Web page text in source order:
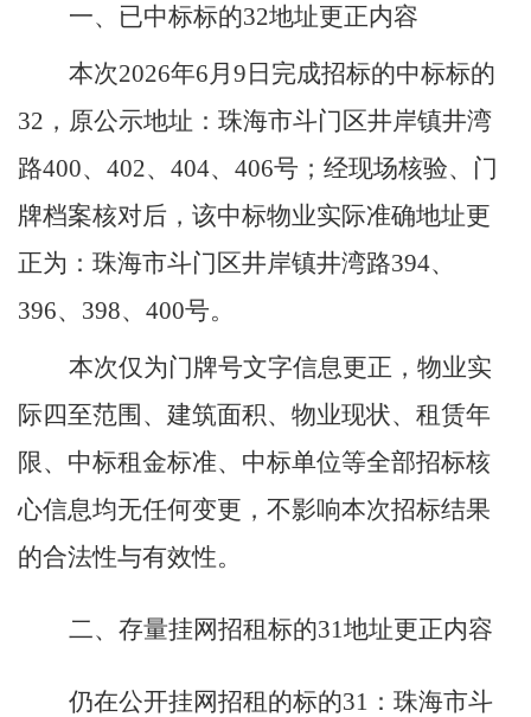
一、已中标标的32地址更正内容
本次2026年6 月 9 日完成招标的中标标的
32 ，原公示地址：珠海市斗门区井岸镇井湾
路400、 402、 404、 406号；经现场核验、门
牌档案核对后，该中标物业实际准确地址更
正为：珠海市斗门区井岸镇井湾路394、
396、 398、 400号。
本次仅为门牌号文字信息更正，物业实
际四至范围、建筑面积、物业现状、租赁年
限、中标租金标准、中标单位等全部招标核
心信息均无任何变更，不影响本次招标结果
的合法性与有效性。
二、存量挂网招租标的31地址更正内容
仍在公开挂网招租的标的31 ：珠海市斗